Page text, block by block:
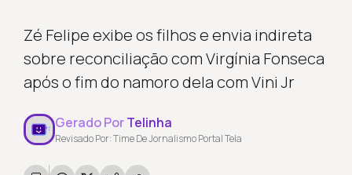
Zé Felipe exibe os filhos e envia indireta
sobre reconciliação com Virgínia Fonseca
após o fim do namoro dela com Vini Jr
Gerado PorTelinha
Revisado Por: Time De Jornalismo Portal Tela